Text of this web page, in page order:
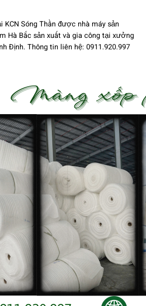
KCN Sóng Thần được nhà máy sản
Hà Bắc sản xuất và gia công tại xưởng
Định. Thông tin liên hệ: 0911.920.997